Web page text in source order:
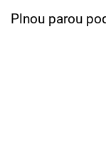
Plnou parou